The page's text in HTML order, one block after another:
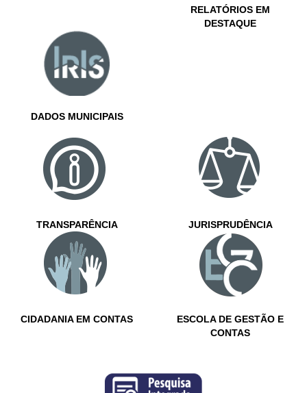
RELATÓRIOS EM
DESTAQUE
DADOS MUNICIPAIS
TRANSPARÊNCIA JURISPRUDÊNCIA
CIDADANIA EM CONTAS
ESCOLA DE GESTÃO E
CONTAS